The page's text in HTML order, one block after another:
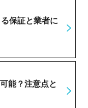
保証と業者に
能？注意点と